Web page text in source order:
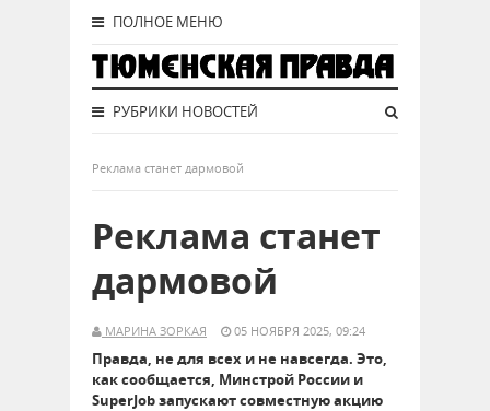
ПОЛНОЕ МЕНЮ
РУБРИКИ НОВОСТЕЙ
Реклама станет дармовой
Реклама станет
дармовой
МАРИНА ЗОРКАЯ 05 НОЯБРЯ 2025, 09:24
Правда, не для всех и не навсегда. Это,
как сообщается, Минстрой России и
SuperJob запускают совместную акцию